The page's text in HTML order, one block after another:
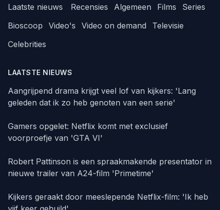
Laatste nieuws Recensies Algemeen Films
Series
Bioscoop
Video's Video on demand
Televisie
Celebrities
LAATSTE NIEUWS
Aangrijpend drama krijgt veel lof van kijkers: 'Lang
geleden dat ik zo heb genoten van een serie'
Gamers opgelet: Netflix komt met exclusief
voorproefje van 'GTA VI'
Robert Pattinson is een spraakmakende presentator in
nieuwe trailer van A24-film 'Primetime'
Kijkers geraakt door meeslepende Netflix-film: 'Ik heb